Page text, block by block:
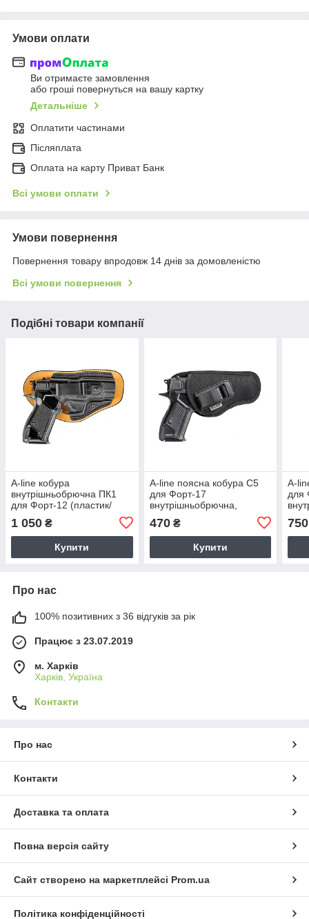
Умови оплати
Ви отримаєте замовлення
або гроші повернуться на вашу картку
Детальніше
Оплатити частинами
Післяплата
Оплата на карту Приват Банк
Всі умови оплати
Умови повернення
Повернення товару впродовж 14 днів за домовленістю
Всі умови повернення
Подібні товари компанії
A-line кобура
внутрішньобрючна ПК1
для Форт-12 (пластик/
1 050 ₴
Купити
A-line поясна кобура С5
для Форт-17
внутрішньобрючна,
470₴
Купити
A-
для
750
Про нас
100% позитивних з 36 відгуків за рік
Працює з 23.07.2019
м. Харків
Харків, Україна
Контакти
Про нас
Контакти
Доставка та оплата
Повна версія сайту
Сайт створено на маркетплейсі Prom.ua
Політика конфіденційності